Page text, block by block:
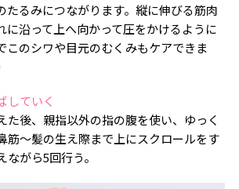
たるみにつながります。縦に伸びる筋肉
に沿って上へ向かって圧をかけるように
このシワや目元のむくみもケアできま
していく
た後、親指以外の指の腹を使い、ゆっく
筋〜髪の生え際まで上にスクロールをす
がら5回行う。